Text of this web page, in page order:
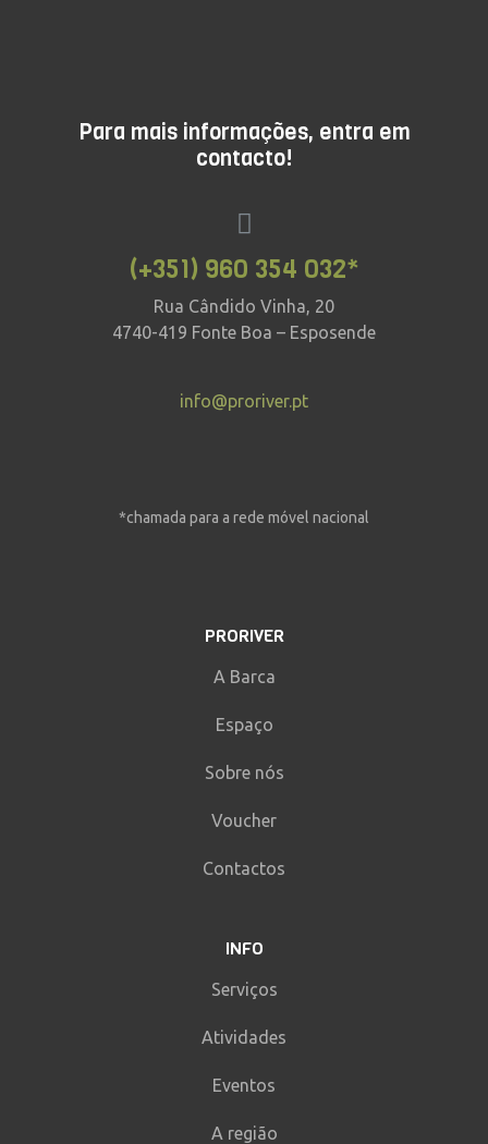
Para mais informações, entra em
contacto!
(+351) 960 354 032*
Rua Cândido Vinha, 20
4740-419 Fonte Boa – Esposende
info@proriver.pt
*chamada para a rede móvel nacional
PRORIVER
A Barca
Espaço
Sobre nós
Voucher
Contactos
INFO
Serviços
Atividades
Eventos
A região